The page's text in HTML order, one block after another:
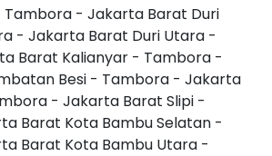
- Jakarta Barat Duri
- Jakarta Barat Duri Utara -
Barat Kalianyar - Tambora -
Besi - Tambora - Jakarta
- Jakarta Barat Slipi -
Barat Kota Bambu Selatan -
Barat Kota Bambu Utara -